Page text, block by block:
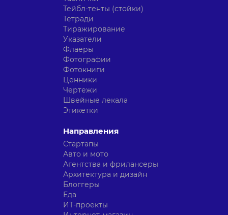
Тейбл-тенты (стойки)
Тетради
Тиражирование
Указатели
Флаеры
Фотографии
Фотокниги
Ценники
Чертежи
Швейные лекала
Этикетки
Направления
Стартапы
Авто и мото
Агентства и фрилансеры
Архитектура и дизайн
Блоггеры
Еда
ИТ-проекты